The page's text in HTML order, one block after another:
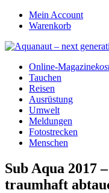
Mein Account
Warenkorb
Online-Magazine
Tauchen
Reisen
Ausrüstung
Umwelt
Meldungen
Fotostrecken
Menschen
Sub Aqua 2017
traumhaft